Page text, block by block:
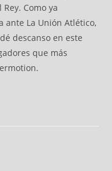
Como ya
La Unión Atlético,
descanso en este
que más